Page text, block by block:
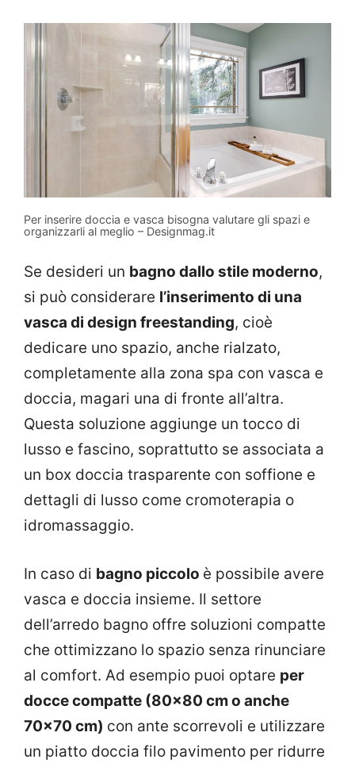
Per inserire doccia e vasca bisogna valutare gli spazi e
organizzarli al meglio – Designmag.it
Se desideri un bagno dallo stile moderno,
si può considerare l’inserimento di una
vasca di design freestanding, cioè
dedicare uno spazio, anche rialzato,
completamente alla zona spa con vasca e
doccia, magari una di fronte all’altra.
Questa soluzione aggiunge un tocco di
lusso e fascino, soprattutto se associata a
un box doccia trasparente con soffione e
dettagli di lusso come cromoterapia o
idromassaggio.
In caso di bagno piccolo è possibile avere
vasca e doccia insieme. Il settore
dell’arredo bagno offre soluzioni compatte
che ottimizzano lo spazio senza rinunciare
al comfort. Ad esempio puoi optare per
docce compatte (80×80 cm o anche
70×70 cm) con ante scorrevoli e utilizzare
un piatto doccia filo pavimento per ridurre